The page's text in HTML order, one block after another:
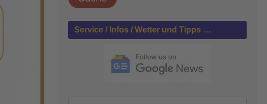
h
n
Service / Infos / Wetter und Tipps …